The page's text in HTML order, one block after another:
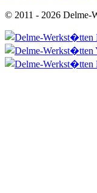
© 2011 - 2026 Delme-